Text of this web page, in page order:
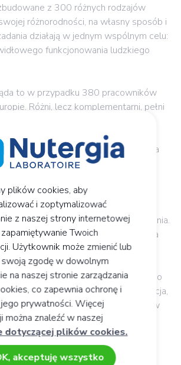
z 300 różnych rodzajów
różnorodności, na własny sposób i
działają w jednym wspólnym celu:
funkcjonowania ludzkiego
to w przypadku 380 pracowników
Różni, lecz komplementarni, pełni
przez swoją indywidualność
Laboratorium. Dzięki nim każdy
od badań po sprzedaż przebiega
w swoich dziedzinach.
naszego systemu. Są one
w ramach procesu ciągłego
między innymi poprzez szkolenia.
uczy się dla naszych produktów, dla
i dla przyszłości.
szczególną uwagę przywiązuje do
i przyszłych talentów. Każda innowacja,
każda myśl, którą wkładamy w
z poszanowaniem
i środowiskowej firmy,
powstania firmy.
plików cookies, aby
i zoptymalizować
z naszej strony internetowej
Twoich
Użytkownik może zmienić lub
zgodę w dowolnym
na naszej stronie zarządzania
co zapewnia ochronę i
prywatności. Więcej
można znaleźć w naszej
dotyczącej plików cookies.
akceptuję wszystko